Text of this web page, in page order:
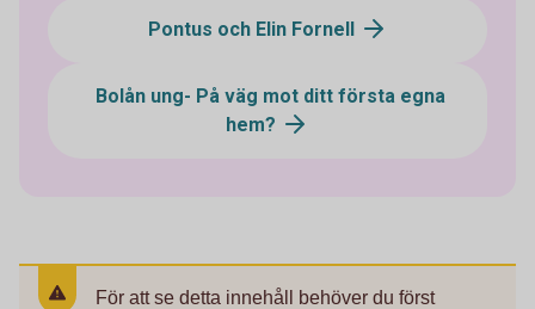
Pontus och Elin Fornell
Bolån ung- På väg mot ditt första egna
hem?
För att se detta innehåll behöver du först